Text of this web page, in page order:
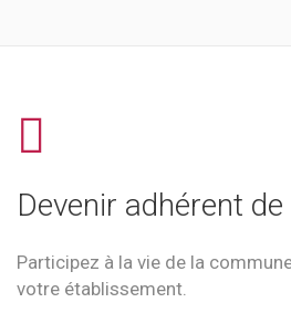
Devenir adhérent
Participez à la vie de la
votre établissement.